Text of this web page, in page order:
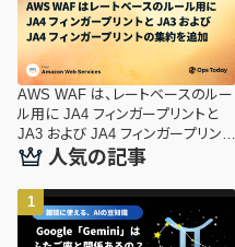
AWS WAF は、レートベースのルー
ル用に JA4 フィンガープリントと
JA3 および JA4 フィンガープリント
の集約を追加します
人気の記事